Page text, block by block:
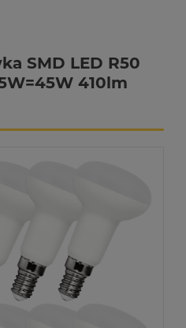
SMD LED R50
410lm